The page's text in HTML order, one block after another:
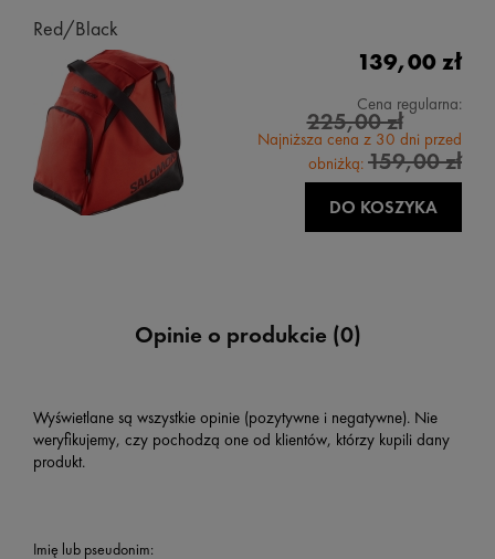
Red/Black
139,00 zł
Cena regularna:
225,00 zł
Najniższa cena z 30 dni przed
obniżką: 159,00 zł
DO KOSZYKA
Opinie o produkcie (0)
Wyświetlane są wszystkie opinie (pozytywne i negatywne). Nie
weryfikujemy, czy pochodzą one od klientów, którzy kupili dany
produkt.
Imię lub pseudonim: